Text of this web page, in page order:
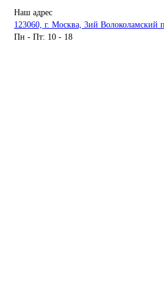
Наш адрес
123060, г. Москва, 3ий Волоколамский
Пн - Пт: 10 - 18